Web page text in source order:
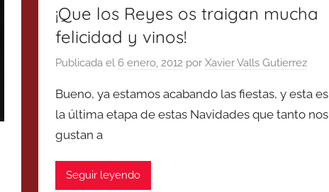
¡Que los Reyes os traigan mucha
felicidad y vinos!
Publicada el6 enero, 2012 porXavier Valls Gutierrez
Bueno, ya estamos acabando las fiestas, y esta es
la última etapa de estas Navidades que tanto nos
gustan a
Seguir leyendo